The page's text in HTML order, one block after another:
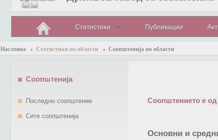
Статистики Публикации
Насловна Статистики по области Соопштенија по области
Соопштението е од
Основни и
Соопштенија
Последно соопштение
Сите соопштенија